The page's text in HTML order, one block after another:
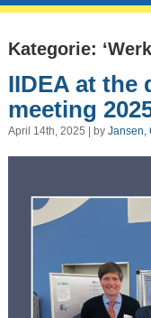
Kategorie:
IIDEA at the
meeting
April 14th, 2025 | by Jansen,